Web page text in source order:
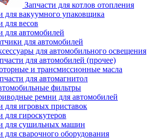
Запчасти для котлов отопления
для вакуумного упаковщика
для весов
для автомобилей
для автомобилей
для автомобильного освещения
для автомобилей (прочее)
и трансмиссионные масла
для автомагнитол
фильтры
ремни для автомобилей
для игровых приставок
для гироскутеров
для сушильных машин
для сварочного оборудования